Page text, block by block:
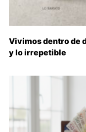
Vivimos dentro de
y lo irrepetible